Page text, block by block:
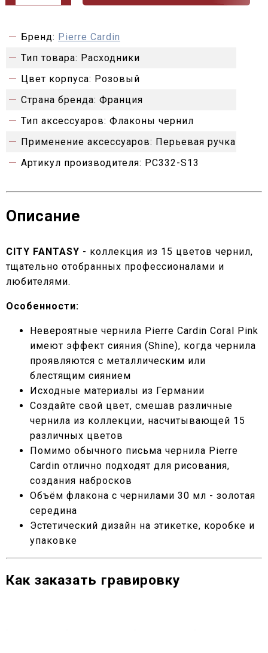
Бренд: Pierre Cardin
Тип товара: Расходники
Цвет корпуса: Розовый
Страна бренда: Франция
Тип аксессуаров: Флаконы чернил
Применение аксессуаров: Перьевая ручка
Артикул производителя: PC332-S13
Описание
CITY FANTASY - коллекция из 15 цветов чернил,
тщательно отобранных профессионалами и
любителями.
Особенности:
Невероятные чернила Pierre Cardin Coral Pink
имеют эффект сияния (Shine), когда чернила
проявляются с металлическим или
блестящим сиянием
Исходные материалы из Германии
Создайте свой цвет, смешав различные
чернила из коллекции, насчитывающей 15
различных цветов
Помимо обычного письма чернила Pierre
Cardin отлично подходят для рисования,
создания набросков
Объём флакона с чернилами 30 мл - золотая
середина
Эстетический дизайн на этикетке, коробке и
упаковке
Как заказать гравировку